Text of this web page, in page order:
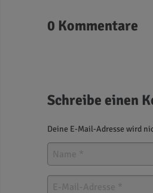
0 Kommentare
Schreibe einen
Deine E-Mail-Adresse wird